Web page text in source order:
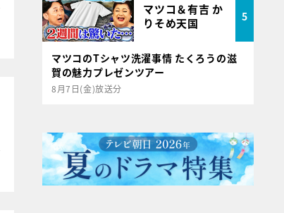
マツコ＆有吉 か
りそめ天国
5
マツコのTシャツ洗濯事情 たくろうの滋
賀の魅力プレゼンツアー
8月7日(金)放送分